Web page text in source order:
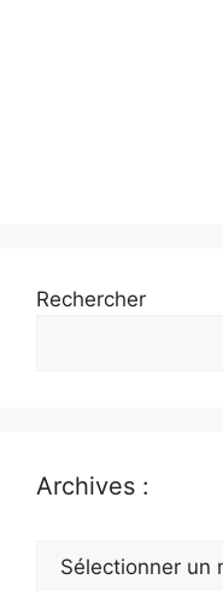
Rechercher
Archives :
Archives